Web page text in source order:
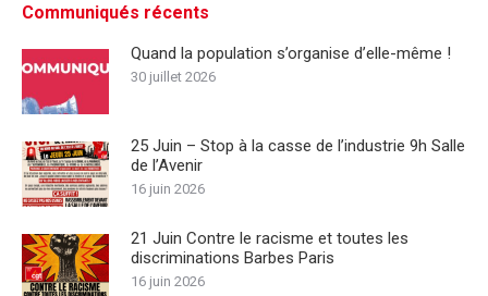
Communiqués récents
Quand la population s’organise d’elle-même !
30 juillet 2026
25 Juin – Stop à la casse de l’industrie 9h Salle
de l’Avenir
16 juin 2026
21 Juin Contre le racisme et toutes les
discriminations Barbes Paris
16 juin 2026